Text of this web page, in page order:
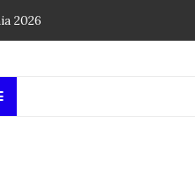
2026